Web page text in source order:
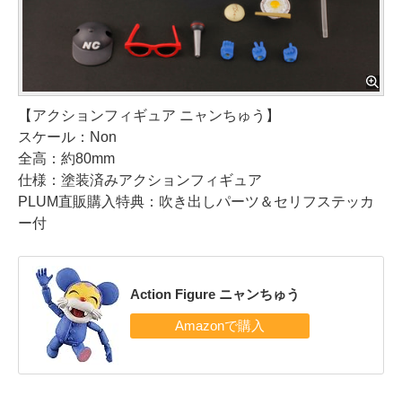
【アクションフィギュア ニャンちゅう】
スケール：Non
全高：約80mm
仕様：塗装済みアクションフィギュア
PLUM直販購入特典：吹き出しパーツ＆セリフステッカ
ー付
Action Figure ニャンちゅう